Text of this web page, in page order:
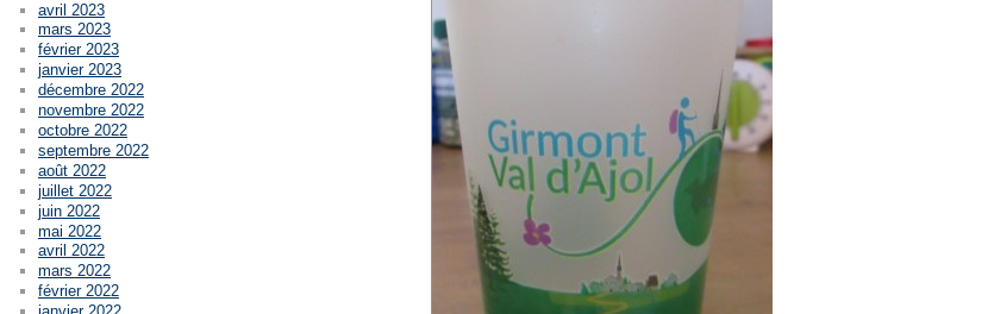
avril 2023
mars 2023
février 2023
janvier 2023
décembre 2022
novembre 2022
octobre 2022
septembre 2022
août 2022
juillet 2022
juin 2022
mai 2022
avril 2022
mars 2022
février 2022